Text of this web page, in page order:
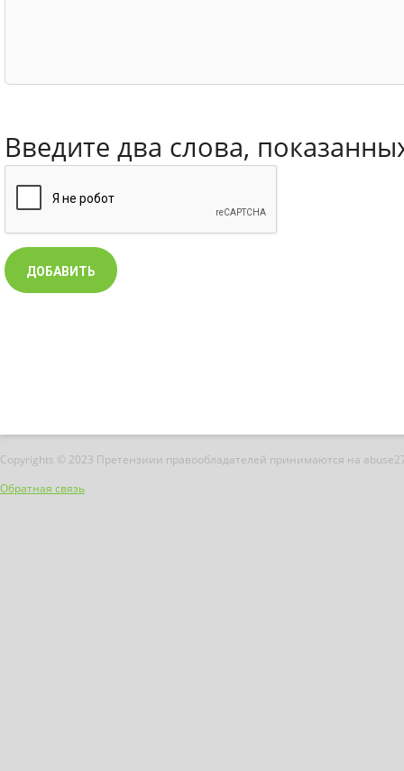
Введите два слова,
Copyrights © 2023 Претензиии правообладателей принимаются на
Обратная связь